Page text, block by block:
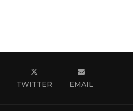
TWITTER EMAIL